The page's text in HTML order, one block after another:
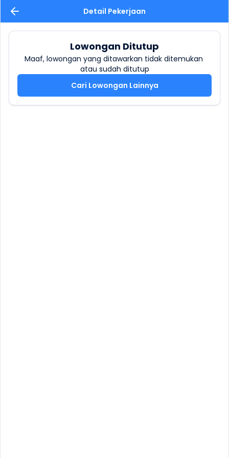
Detail Pekerjaan
Lowongan Ditutup
Maaf, lowongan yang ditawarkan tidak ditemukan
atau sudah ditutup
Cari Lowongan Lainnya